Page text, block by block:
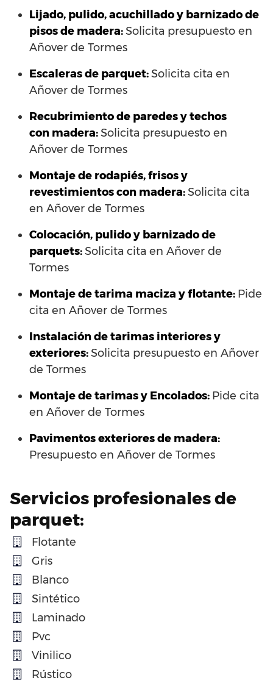
Lijado, pulido, acuchillado y barnizado de
pisos de madera:Solicita presupuesto en
Añover de Tormes
Escaleras de parquet:Solicita cita en
Añover de Tormes
Recubrimiento de paredes y techos
con madera:Solicita presupuesto en
Añover de Tormes
Montaje de rodapiés, frisos y
revestimientos con madera:Solicita cita
en Añover de Tormes
Colocación, pulido y barnizado de
parquets:Solicita cita en Añover de
Tormes
Montaje de tarima maciza y flotante: Pide
cita en Añover de Tormes
Instalación de tarimas interiores y
exteriores:Solicita presupuesto en Añover
de Tormes
Montaje de tarimas y Encolados: Pide cita
en Añover de Tormes
Pavimentos exteriores de madera:
Presupuesto en Añover de Tormes
Servicios profesionales de
parquet:
Flotante
Gris
Blanco
Sintético
Laminado
Pvc
Vinilico
Rústico